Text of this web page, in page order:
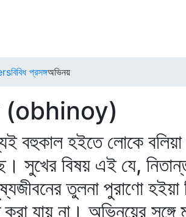
বিবিধ প্রসঙ্গঅভিনয়
(obhinoy)
বহুকাল হইতে লোকে
সুখের বিষয় এই যে,
তুলনা পুরাণো
করা যায় না। অভিনয়ের